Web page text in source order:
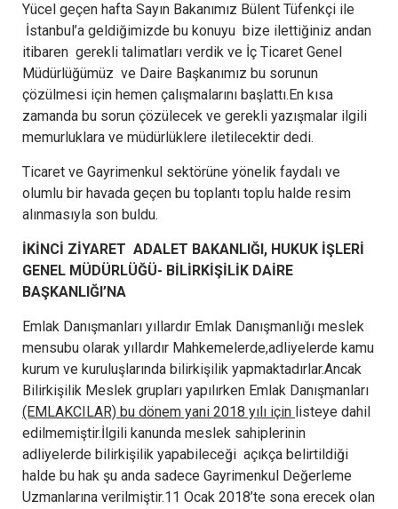
Yücel geçen hafta Sayın Bakanımız Bülent Tüfenkçi ile
İstanbul’a geldiğimizde bu konuyu bize ilettiğiniz andan
itibaren gerekli talimatları verdik ve İç Ticaret Genel
Müdürlüğümüz ve Daire Başkanımız bu sorunun
çözülmesi için hemen çalışmalarını başlattı.En kısa
zamanda bu sorun çözülecek ve gerekli yazışmalar ilgili
memurluklara ve müdürlüklere iletilecektir dedi.
Ticaret ve Gayrimenkul sektörüne yönelik faydalı ve
olumlu bir havada geçen bu toplantı toplu halde resim
alınmasıyla son buldu.
İKİNCİ ZİYARET ADALET BAKANLIĞI, HUKUK İŞLERİ
GENEL MÜDÜRLÜĞÜ- BİLİRKİŞİLİK DAİRE
BAŞKANLIĞI’NA
Emlak Danışmanları yıllardır Emlak Danışmanlığı meslek
mensubu olarak yıllardır Mahkemelerde,adliyelerde kamu
kurum ve kuruluşlarında bilirkişilik yapmaktadırlar.Ancak
Bilirkişilik Meslek grupları yapılırken Emlak Danışmanları
(EMLAKCILAR) bu dönem yani 2018 yılı için listeye dahil
edilmemiştir.İlgili kanunda meslek sahiplerinin
adliyelerde bilirkişilik yapabileceği açıkça belirtildiği
halde bu hak şu anda sadece Gayrimenkul Değerleme
Uzmanlarına verilmiştir.11 Ocak 2018’te sona erecek olan